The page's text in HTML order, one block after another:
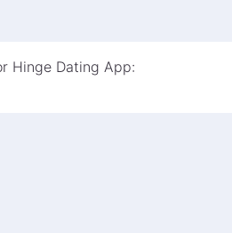
Hinge Dating App: